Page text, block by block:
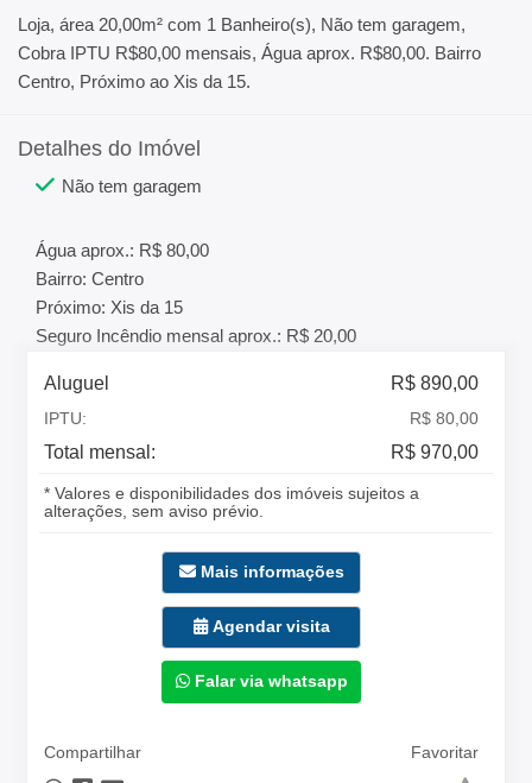
Loja, área 20,00m² com 1 Banheiro(s), Não tem garagem,
Cobra IPTU R$80,00 mensais, Água aprox. R$80,00. Bairro
Centro, Próximo ao Xis da 15.
Detalhes do Imóvel
Não tem garagem
Água aprox.: R$ 80,00
Bairro: Centro
Próximo: Xis da 15
Seguro Incêndio mensal aprox.: R$ 20,00
Aluguel R$ 890,00
IPTU: R$ 80,00
Total mensal: R$ 970,00
* Valores e disponibilidades dos imóveis sujeitos a
alterações, sem aviso prévio.
Mais informações
Agendar visita
Falar via whatsapp
Compartilhar Favoritar